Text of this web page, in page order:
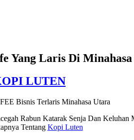
Yang Laris Di
LUTEN
Rabun Katarak Senja Dan Keluhan
Tentang Kopi Luten